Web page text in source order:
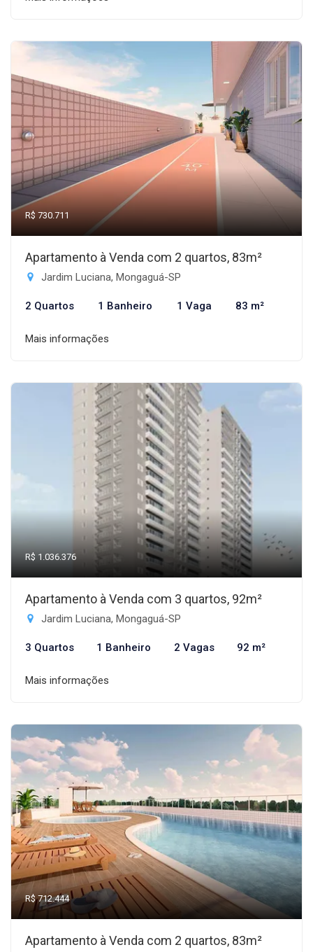
R$ 730.711
Apartamento à Venda com 2 quartos, 83m²
Jardim Luciana, Mongaguá-SP
2 Quartos 1 Banheiro 1 Vaga 83 m²
Mais informações
R$ 1.036.376
Apartamento à Venda com 3 quartos, 92m²
Jardim Luciana, Mongaguá-SP
3 Quartos 1 Banheiro 2 Vagas 92 m²
Mais informações
R$ 712.444
Apartamento à Venda com 2 quartos, 83m²